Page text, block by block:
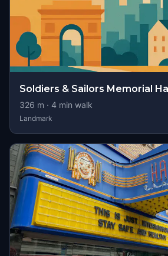
Soldiers & Sailors Memorial
326 m · 4 min walk
Landmark